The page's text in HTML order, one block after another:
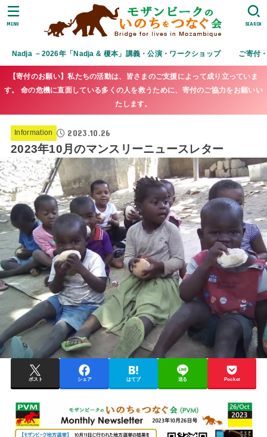
Nadja －2026年「Nadja & 榎本」講義・公演・ワークショップ ご寄付
SEARCH
MENU
【寄付のお願い】私たちの活動は、皆さまのご支援によって成り立っていま
す。 命の危機に直面している多くの人を救うために、寄付のご協力をお願いい
たします。
Information 2023.10.26
2023年10月のマンスリーニュースレター
ポスト シェア はてブ 送る Pocket